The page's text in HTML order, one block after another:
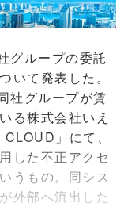
グループの委託
いて発表した。
社グループが賃
る株式会社いえ
」にて、
した不正アクセ
うもの。同シス
外部へ流出した